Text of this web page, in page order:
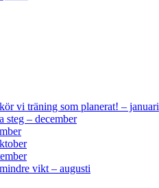
vi träning som planerat! – januari
steg – december
vikt – augusti